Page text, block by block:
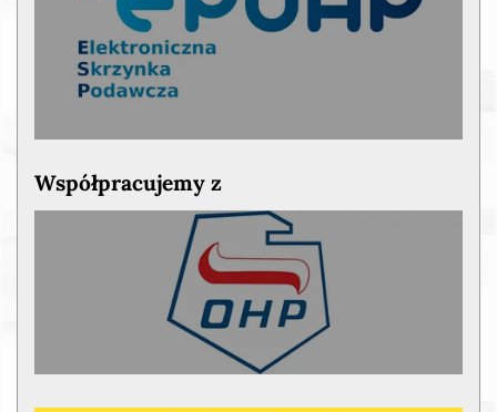
Współpracujemy z